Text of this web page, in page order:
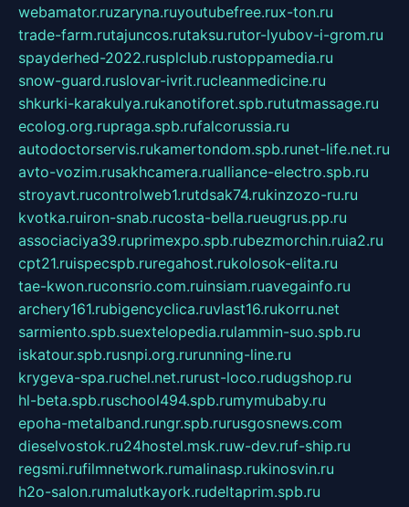
webamator.ruzaryna.ruyoutubefree.rux-ton.ru
trade-farm.rutajuncos.rutaksu.rutor-lyubov-i-grom.ru
spayderhed-2022.rusplclub.rustoppamedia.ru
snow-guard.ruslovar-ivrit.rucleanmedicine.ru
shkurki-karakulya.rukanotiforet.spb.rututmassage.ru
ecolog.org.rupraga.spb.rufalcorussia.ru
autodoctorservis.rukamertondom.spb.runet-life.net.ru
avto-vozim.rusakhcamera.rualliance-electro.spb.ru
stroyavt.rucontrolweb1.rutdsak74.rukinzozo-ru.ru
kvotka.ruiron-snab.rucosta-bella.rueugrus.pp.ru
associaciya39.ruprimexpo.spb.rubezmorchin.ruia2.ru
cpt21.ruispecspb.ruregahost.rukolosok-elita.ru
tae-kwon.ruconsrio.com.ruinsiam.ruavegainfo.ru
archery161.rubigencyclica.ruvlast16.rukorru.net
sarmiento.spb.suextelopedia.rulammin-suo.spb.ru
iskatour.spb.rusnpi.org.rurunning-line.ru
krygeva-spa.ruchel.net.rurust-loco.rudugshop.ru
hl-beta.spb.ruschool494.spb.rumymubaby.ru
epoha-metalband.rungr.spb.rurusgosnews.com
dieselvostok.ru24hostel.msk.ruw-dev.ruf-ship.ru
regsmi.rufilmnetwork.rumalinasp.rukinosvin.ru
h2o-salon.rumalutkayork.rudeltaprim.spb.ru